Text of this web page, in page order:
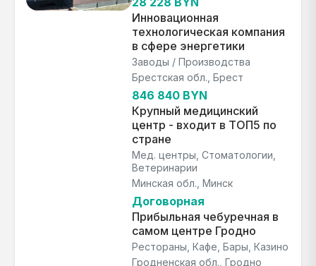
Инновационная
технологическая компания
в сфере энергетики
Заводы / Производства
Брестская обл., Брест
846 840 BYN
Крупный медицинский
центр - входит в ТОП5 по
стране
Мед. центры, Стоматологии,
Ветеринарии
Минская обл., Минск
Договорная
Прибыльная чебуречная в
самом центре Гродно
Рестораны, Кафе, Бары, Казино
Гродненская обл., Гродно